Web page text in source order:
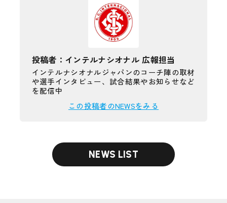
投稿者：インテルナシオナル 広報担当
インテルナシオナルジャパンのコーチ陣の取材
や選手インタビュー、試合結果やお知らせなど
を配信中
この投稿者のNEWSをみる
NEWS LIST